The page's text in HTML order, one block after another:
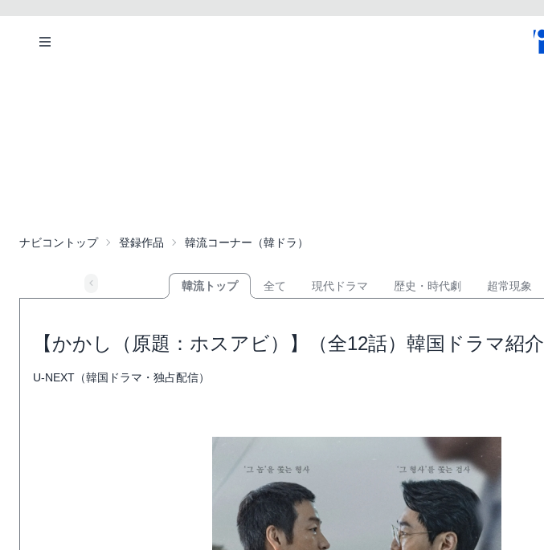
ナビコントップ 登録作品 韓流コーナー（韓ドラ）
韓流トップ 全て 現代ドラマ 歴史・時代劇 超常現象
【かかし（原題：ホスアビ）】（全12話）韓国ドラマ紹介
U-NEXT（韓国ドラマ・独占配信）